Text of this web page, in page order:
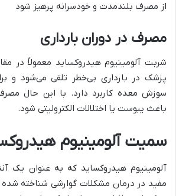
از مصرف بلندمدت و خودسرانه پرهیز شود
مصرف در دوران بارداری
شربت آلومینیوم هیدروکساید معمولاً در
پزشک در بارداری بی‌خطر تلقی می‌شود و
سوزش معده کاربرد دارد. با این حال
باعث یبوست یا اختلالات الکترولیتی شود.
سمیت آلومینیوم
آلومینیوم هیدروکساید که به عنوان یک
مفید در درمان مشکلات گوارشی شناخته